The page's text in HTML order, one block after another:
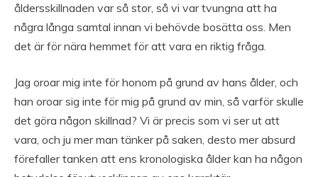
åldersskillnaden var så stor, så vi var tvungna att ha
några långa samtal innan vi behövde bosätta oss. Men
det är för nära hemmet för att vara en riktig fråga.
Jag oroar mig inte för honom på grund av hans ålder, och
han oroar sig inte för mig på grund av min, så varför skulle
det göra någon skillnad? Vi är precis som vi ser ut att
vara, och ju mer man tänker på saken, desto mer absurd
förefaller tanken att ens kronologiska ålder kan ha någon